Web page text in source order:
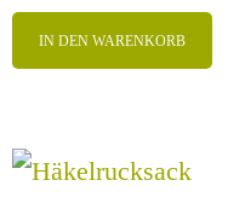
IN DEN WARENKORB